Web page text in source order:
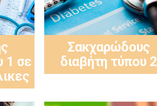
1 σε
Σακχαρώδους
διαβήτη τύπου 2